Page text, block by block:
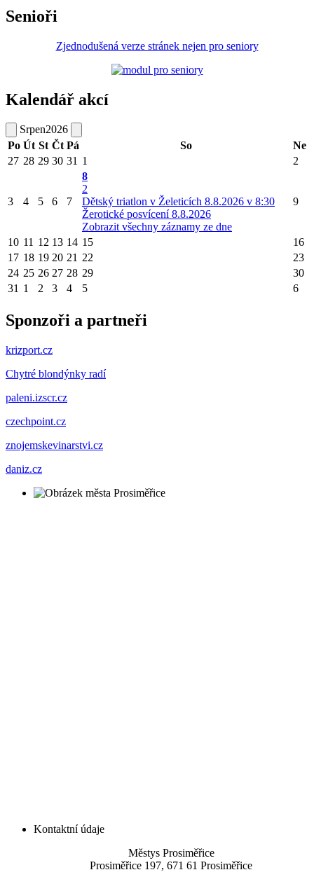
Senioři
Zjednodušená verze stránek nejen pro seniory
Kalendář akcí
Srpen2026
Po Út St Čt Pá So
Ne
27 28 29 30 31 1 2
3 4 5 6 7
8
2
Dětský triatlon v Želeticích 8.8.2026 v 8:30
Žerotické posvícení 8.8.2026
Zobrazit všechny záznamy ze dne
9
10 11 12 13 14 15
16
17 18 19 20 21 22
23
24 25 26 27 28 29
30
31 1 2 3 4 5 6
Sponzoři a partneři
krizport.cz
Chytré blondýnky radí
paleni.izscr.cz
czechpoint.cz
znojemskevinarstvi.cz
daniz.cz
Kontaktní údaje
Městys Prosiměřice
Prosiměřice 197, 671 61 Prosiměřice